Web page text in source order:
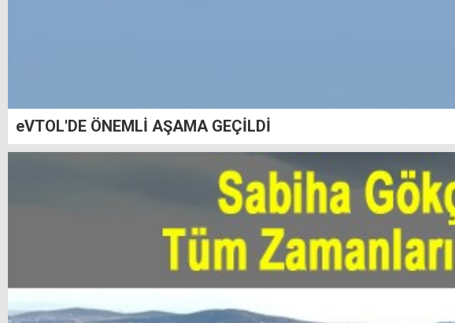
eVTOL'DE ÖNEMLİ AŞAMA GEÇİLDİ